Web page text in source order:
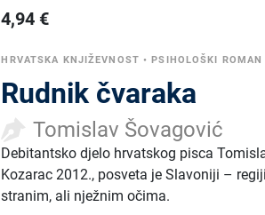
4,94 €
HRVATSKA KNJIŽEVNOST •PSIHOLOŠKI ROMAN
Rudnik čvaraka
Tomislav Šovagović
Debitantsko djelo hrvatskog pisca
Kozarac 2012., posveta je Slavoniji –
stranim, ali nježnim očima.